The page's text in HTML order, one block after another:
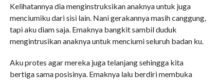
Kelihatannya dia menginstruksikan anaknya untuk juga
menciumiku dari sisi lain. Nani gerakannya masih canggung,
tapi aku diam saja. Emaknya bangkit sambil duduk
mengintrusikan anaknya untuk menciumi seluruh badan ku.
Aku protes agar mereka juga telanjang sehingga kita
bertiga sama posisinya. Emaknya lalu berdiri membuka